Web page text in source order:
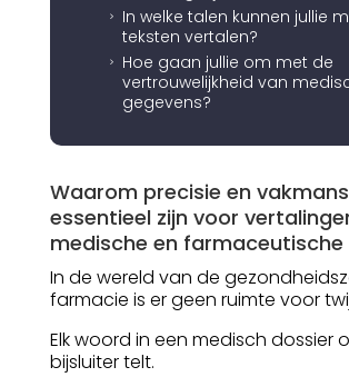
5
In welke talen kunnen jullie
teksten vertalen?
5
Hoe gaan jullie om met de
vertrouwelijkheid van
gegevens?
Waarom precisie en
essentieel zijn voor
medische en
In de wereld van de
farmacie is er geen ruimte voor
Elk woord in een medisch dossier
bijsluiter telt.